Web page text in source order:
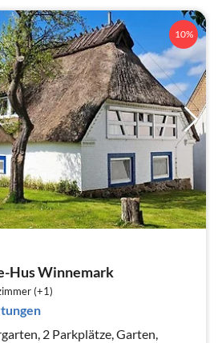
10%
Hus Winnemark
(+1)
2 Parkplätze, Garten,